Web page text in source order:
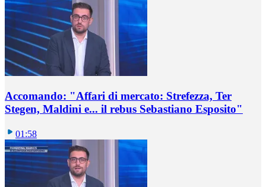
Accomando: "Affari di mercato: Strefezza, Ter
Stegen, Maldini e... il rebus Sebastiano Esposito"
01:58